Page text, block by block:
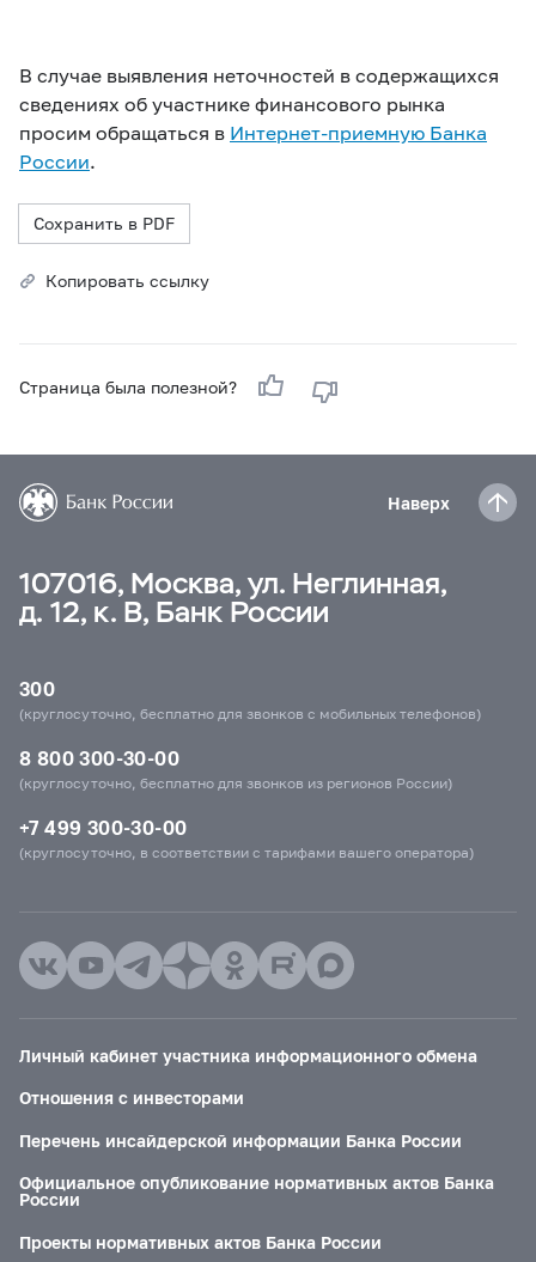
В случае выявления неточностей в содержащихся
сведениях об участнике финансового рынка
просим обращаться в Интернет-приемную Банка
России.
Сохранить в PDF
Копировать ссылку
Страница была полезной?
Наверх
107016, Москва, ул. Неглинная,
д. 12, к. В, Банк России
300
(круглосуточно, бесплатно для звонков с мобильных телефонов)
8 800 300-30-00
(круглосуточно, бесплатно для звонков из регионов России)
+7 499 300-30-00
(круглосуточно, в соответствии с тарифами вашего оператора)
Личный кабинет участника информационного обмена
Отношения с инвесторами
Перечень инсайдерской информации Банка России
Официальное опубликование нормативных актов Банка
России
Проекты нормативных актов Банка России